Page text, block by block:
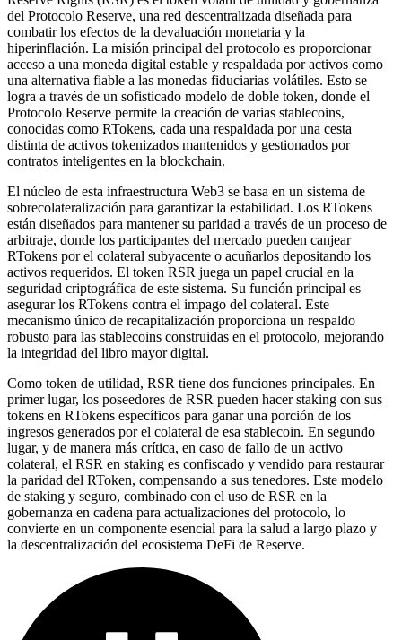
del Protocolo Reserve, una red descentralizada diseñada para
combatir los efectos de la devaluación monetaria y la
hiperinflación. La misión principal del protocolo es proporcionar
acceso a una moneda digital estable y respaldada por activos como
una alternativa fiable a las monedas fiduciarias volátiles. Esto se
logra a través de un sofisticado modelo de doble token, donde el
Protocolo Reserve permite la creación de varias stablecoins,
conocidas como RTokens, cada una respaldada por una cesta
distinta de activos tokenizados mantenidos y gestionados por
contratos inteligentes en la blockchain.
El núcleo de esta infraestructura Web3 se basa en un sistema de
sobrecolateralización para garantizar la estabilidad. Los RTokens
están diseñados para mantener su paridad a través de un proceso de
arbitraje, donde los participantes del mercado pueden canjear
RTokens por el colateral subyacente o acuñarlos depositando los
activos requeridos. El token RSR juega un papel crucial en la
seguridad criptográfica de este sistema. Su función principal es
asegurar los RTokens contra el impago del colateral. Este
mecanismo único de recapitalización proporciona un respaldo
robusto para las stablecoins construidas en el protocolo, mejorando
la integridad del libro mayor digital.
Como token de utilidad, RSR tiene dos funciones principales. En
primer lugar, los poseedores de RSR pueden hacer staking con sus
tokens en RTokens específicos para ganar una porción de los
ingresos generados por el colateral de esa stablecoin. En segundo
lugar, y de manera más crítica, en caso de fallo de un activo
colateral, el RSR en staking es confiscado y vendido para restaurar
la paridad del RToken, compensando a sus tenedores. Este modelo
de staking y seguro, combinado con el uso de RSR en la
gobernanza en cadena para actualizaciones del protocolo, lo
convierte en un componente esencial para la salud a largo plazo y
la descentralización del ecosistema DeFi de Reserve.